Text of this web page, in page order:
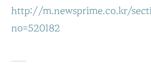
http://m.newsprime.co.kr/
no=520182